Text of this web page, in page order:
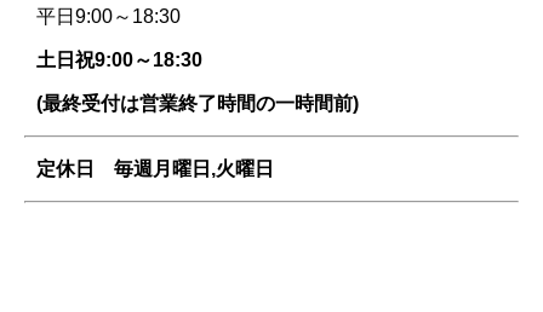
平日9:00～18:30
土日祝9:00～18:30
(最終受付は営業終了時間の一時間前)
定休日 毎週 月曜日,火曜日